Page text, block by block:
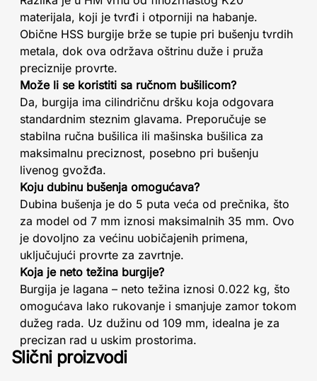
materijala, koji je tvrđi i otporniji na habanje.
Obične HSS burgije brže se tupie pri bušenju tvrdih
metala, dok ova održava oštrinu duže i pruža
preciznije provrte.
Može li se koristiti sa ručnom bušilicom?
Da, burgija ima cilindričnu dršku koja odgovara
standardnim steznim glavama. Preporučuje se
stabilna ručna bušilica ili mašinska bušilica za
maksimalnu preciznost, posebno pri bušenju
livenog gvožđa.
Koju dubinu bušenja omogućava?
Dubina bušenja je do 5 puta veća od prečnika, što
za model od 7 mm iznosi maksimalnih 35 mm. Ovo
je dovoljno za većinu uobičajenih primena,
uključujući provrte za zavrtnje.
Koja je neto težina burgije?
Burgija je lagana – neto težina iznosi 0.022 kg, što
omogućava lako rukovanje i smanjuje zamor tokom
dužeg rada. Uz dužinu od 109 mm, idealna je za
precizan rad u uskim prostorima.
Slični proizvodi